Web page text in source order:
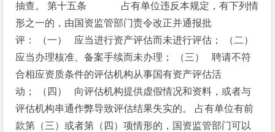
抽查。
第十五条 占有单位违反本规定，有下列情
形之一的，由国资监管部门责令改正并通报批
评：
（一） 应当进行资产评估而未进行评估；
（二）
应当办理核准、备案手续而未办理；
（三） 聘请不符
合相应资质条件的评估机构从事国有资产评估活
动；
（四） 向评估机构提供虚假情况和资料，或者与
评估机构串通作弊导致评估结果失实的。
占有单位有前
款第（三）或者第（四）项情形的，国资监管部门可以